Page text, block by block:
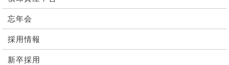
忘年会
採用情報
新卒採用